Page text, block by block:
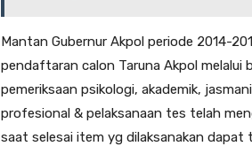
Mantan Gubernur Akpol periode 2014-
pendaftaran calon Taruna Akpol melalui
pemeriksaan psikologi, akademik,
profesional & pelaksanaan tes telah
saat selesai item yg dilaksanakan dapat